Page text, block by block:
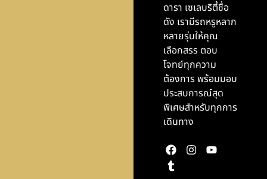
ดารา เซเลบริตี้ชื่อ
ดัง เรามีรถหรูหลาก
หลายรุ่นให้คุณ
เลือกสรร ตอบ
โจทย์ทุกความ
ต้องการ พร้อมมอบ
ประสบการณ์สุด
พิเศษสำหรับทุกการ
เดินทาง